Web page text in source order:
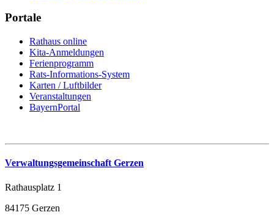
Portale
Rathaus online
Kita-Anmeldungen
Ferienprogramm
Rats-Informations-System
Karten / Luftbilder
Veranstaltungen
BayernPortal
Verwaltungsgemeinschaft Gerzen
Rathausplatz 1
84175 Gerzen